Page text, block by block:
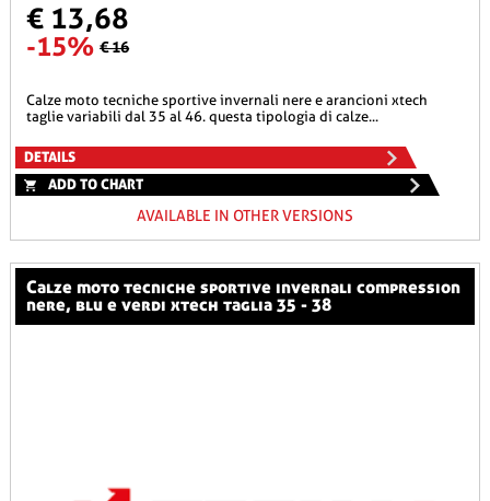
€ 13,68
-15% € 16
calze moto tecniche sportive invernali nere e arancioni xtech
taglie variabili dal 35 al 46. questa tipologia di calze...
DETAILS
ADD TO CHART
AVAILABLE IN OTHER VERSIONS
calze moto tecniche sportive invernali compression
nere, blu e verdi xtech taglia 35 - 38